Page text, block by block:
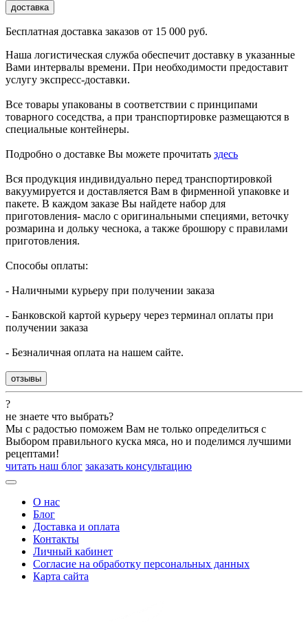
доставка
Бесплатная доставка заказов от 15 000 руб.
Наша логистическая служба обеспечит доставку в указанные
Вами интервалы времени. При необходимости предоставит
услугу экспресс-доставки.
Все товары упакованы в соответствии с принципами
товарного соседства, а при транспортировке размещаются в
специальные контейнеры.
Подробно о доставке Вы можете прочитать здесь
Вся продукция индивидуально перед транспортировкой
вакуумируется и доставляется Вам в фирменной упаковке и
пакете. В каждом заказе Вы найдете набор для
приготовления- масло с оригинальными специями, веточку
розмарина и дольку чеснока, а также брошюру с правилами
приготовления.
Способы оплаты:
- Наличными курьеру при получении заказа
- Банковской картой курьеру через терминал оплаты при
получении заказа
- Безналичная оплата на нашем сайте.
отзывы
?
не знаете что выбрать?
Мы с радостью поможем Вам не только определиться с
Выбором правильного куска мяса, но и поделимся лучшими
рецептами!
читать наш блог заказать консультацию
О нас
Блог
Доставка и оплата
Контакты
Личный кабинет
Согласие на обработку персональных данных
Карта сайта